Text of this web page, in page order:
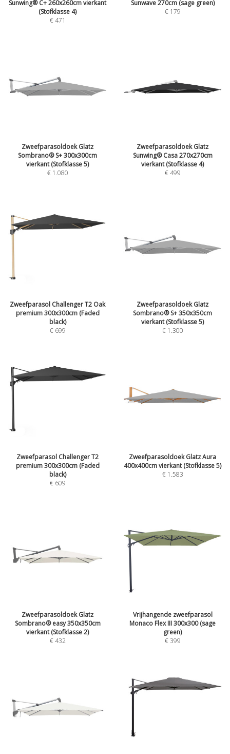
Sunwing® C+ 260x260cm vierkant
(Stofklasse 4)
€471
Sunwave 270cm (sage green)
€ 179
Zweefparasoldoek Glatz
Sombrano® S+ 300x300cm
vierkant (Stofklasse 5)
€ 1.080
Zweefparasoldoek Glatz
Sunwing® Casa 270x270cm
vierkant (Stofklasse 4)
€499
Zweefparasol Challenger T2 Oak
premium 300x300cm (Faded
black)
€ 699
Zweefparasoldoek Glatz
Sombrano® S+ 350x350cm
vierkant (Stofklasse 5)
€ 1.300
Zweefparasol Challenger T2
premium 300x300cm (Faded
black)
€ 609
Zweefparasoldoek Glatz Aura
400x400cm vierkant (Stofklasse 5)
€ 1.583
Zweefparasoldoek Glatz
Sombrano® easy 350x350cm
vierkant (Stofklasse 2)
€432
Vrijhangende zweefparasol
Monaco Flex III 300x300 (sage
green)
€399